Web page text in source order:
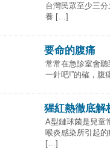
台灣民眾至少三
養 […]
要命的腹痛
常常在急診室會
一針吧!”的確，
猩紅熱徹底解
Α型鏈球菌是兒童
喉炎感染所引起
[…]